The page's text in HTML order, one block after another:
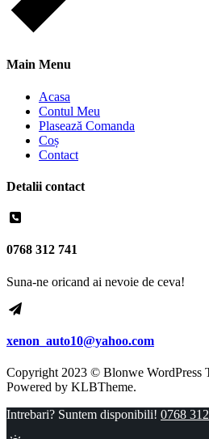
Main Menu
Acasa
Contul Meu
Plasează Comanda
Coș
Contact
Detalii contact
0768 312 741
Suna-ne oricand ai nevoie de ceva!
xenon_auto10@yahoo.com
Copyright 2023 © Blonwe WordPress
Powered by KLBTheme.
Intrebari? Suntem disponibili! 0768